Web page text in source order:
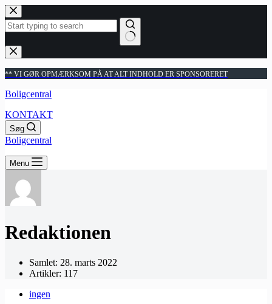
Fortsæt
til
indhold
Ingen
resultater
** VI GØR OPMÆRKSOM PÅ AT ALT INDHOLD ER SPONSORERET
Boligcentral
KONTAKT
Søg
Boligcentral
Menu
Redaktionen
Samlet: 28. marts 2022
Artikler: 117
ingen